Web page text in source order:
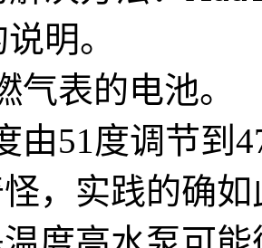
明。
气表的电池。
由51度调节到
，实践的确